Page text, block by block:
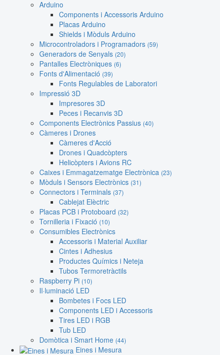
Arduino
Components i Accessoris Arduino
Placas Arduino
Shields i Mòduls Arduino
Microcontroladors i Programadors (59)
Generadors de Senyals (20)
Pantalles Electròniques (6)
Fonts d'Alimentació (39)
Fonts Regulables de Laboratori
Impressió 3D
Impresores 3D
Peces i Recanvis 3D
Components Electrònics Passius (40)
Càmeres i Drones
Càmeres d'Acció
Drones i Quadcòpters
Helicòpters i Avions RC
Caixes i Emmagatzematge Electrònica (23)
Mòduls i Sensors Electrònics (31)
Connectors i Terminals (37)
Cablejat Elèctric
Placas PCB i Protoboard (32)
Tornilleria i Fixació (10)
Consumibles Electrònics
Accessoris i Material Auxiliar
Cintes i Adhesius
Productes Químics i Neteja
Tubos Termoretràctils
Raspberry Pi (10)
Il·luminació LED
Bombetes i Focs LED
Components LED i Accessoris
Tires LED i RGB
Tub LED
Domòtica i Smart Home (44)
Eines i Mesura